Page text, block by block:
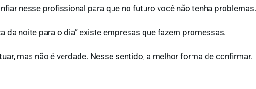
nesse profissional para que no futuro você não tenha problemas.
da noite para o dia” existe empresas que fazem promessas.
mas não é verdade. Nesse sentido, a melhor forma de confirmar.